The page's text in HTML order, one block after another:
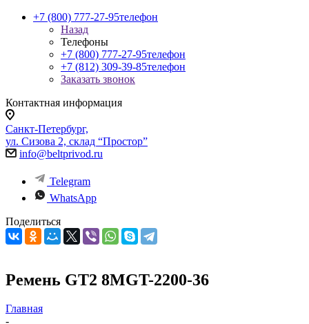
+7 (800) 777-27-95телефон
Назад
Телефоны
+7 (800) 777-27-95телефон
+7 (812) 309-39-85телефон
Заказать звонок
Контактная информация
Санкт-Петербург,
ул. Сизова 2, склад “Простор”
info@beltprivod.ru
Telegram
WhatsApp
Поделиться
Ремень GT2 8MGT-2200-36
Главная
-